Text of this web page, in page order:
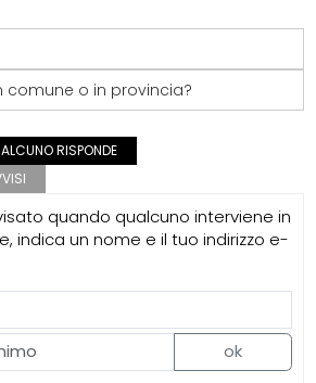
comune o in provincia?
RISPONDE
quando qualcuno interviene in
indica un nome e il tuo indirizzo e-
ok